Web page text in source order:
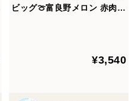
ビッグ🍈富良野メロン 赤肉1
¥3,540